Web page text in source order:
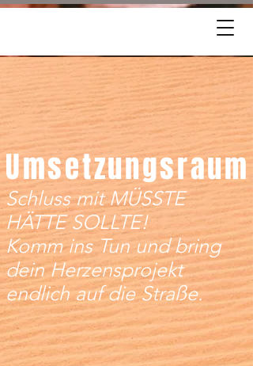
Umsetzungsraum
Schluss mit MÜSSTE
HÄTTE SOLLTE!
Komm ins Tun und bring
dein Herzensprojekt
endlich auf die Straße.